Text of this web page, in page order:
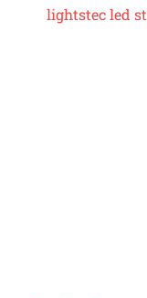
lightstec led